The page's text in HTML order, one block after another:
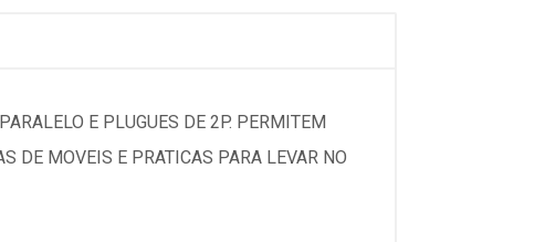
E PLUGUES DE 2P. PERMITEM
DE MOVEIS E PRATICAS PARA LEVAR NO